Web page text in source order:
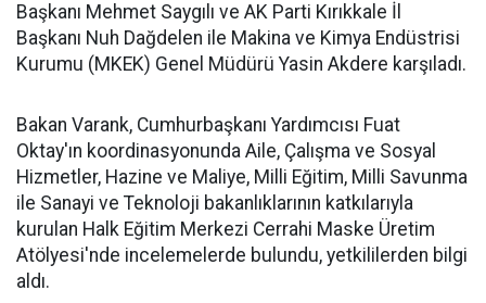
Başkanı Mehmet Saygılı ve AK Parti Kırıkkale İl
Başkanı Nuh Dağdelen ile Makina ve Kimya Endüstrisi
Kurumu (MKEK) Genel Müdürü Yasin Akdere karşıladı.
Bakan Varank, Cumhurbaşkanı Yardımcısı Fuat
Oktay'ın koordinasyonunda Aile, Çalışma ve Sosyal
Hizmetler, Hazine ve Maliye, Milli Eğitim, Milli Savunma
ile Sanayi ve Teknoloji bakanlıklarının katkılarıyla
kurulan Halk Eğitim Merkezi Cerrahi Maske Üretim
Atölyesi'nde incelemelerde bulundu, yetkililerden bilgi
aldı.